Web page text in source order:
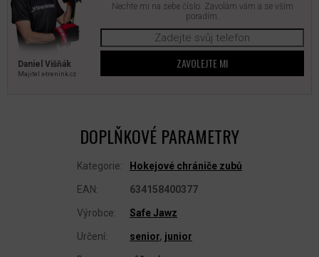
Daniel Višňák
Majitel x‑trenink.cz
Nechte mi na sebe číslo. Zavolám vám a se vším
poradím.
ZAVOLEJTE MI
DOPLŇKOVÉ PARAMETRY
Kategorie: Hokejové chrániče zubů
EAN: 634158400377
Výrobce: Safe Jawz
Určení: senior, junior